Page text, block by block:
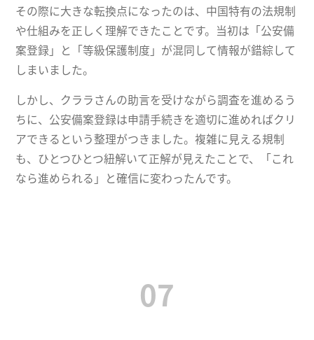
その際に大きな転換点になったのは、中国特有の法規制
や仕組みを正しく理解できたことです。当初は「公安備
案登録」と「等級保護制度」が混同して情報が錯綜して
しまいました。
しかし、クララさんの助言を受けながら調査を進めるう
ちに、公安備案登録は申請手続きを適切に進めればクリ
アできるという整理がつきました。複雑に見える規制
も、ひとつひとつ紐解いて正解が見えたことで、「これ
なら進められる」と確信に変わったんです。
07